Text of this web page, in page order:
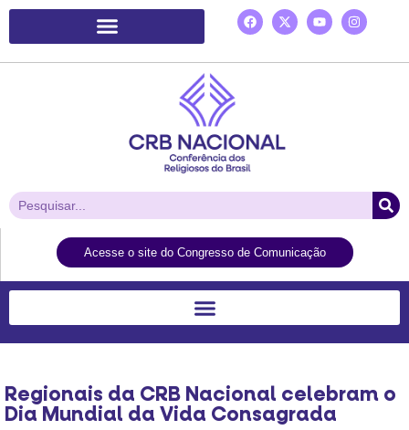
Acesse o site do Congresso de Comunicação
Regionais da CRB Nacional celebram o
Dia Mundial da Vida Consagrada